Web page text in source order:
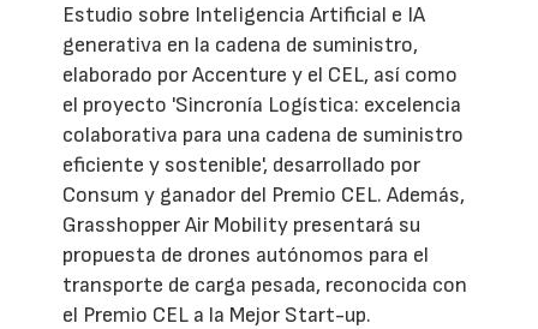
Estudio sobre Inteligencia Artificial e IA
generativa en la cadena de suministro,
elaborado por Accenture y el CEL, así como
el proyecto 'Sincronía Logística: excelencia
colaborativa para una cadena de suministro
eficiente y sostenible', desarrollado por
Consum y ganador del Premio CEL. Además,
Grasshopper Air Mobility presentará su
propuesta de drones autónomos para el
transporte de carga pesada, reconocida con
el Premio CEL a la Mejor Start-up.